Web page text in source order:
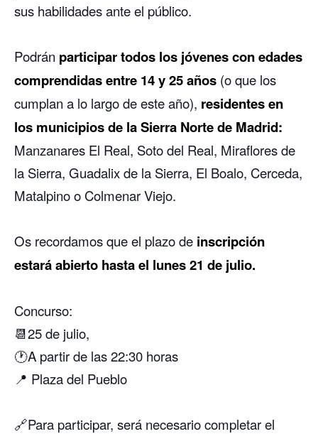
sus habilidades ante el público.
Podrán participar todos los jóvenes con edades
comprendidas entre 14 y 25 años (o que los
cumplan a lo largo de este año), residentes en
los municipios de la Sierra Norte de Madrid:
Manzanares El Real, Soto del Real, Miraflores de
la Sierra, Guadalix de la Sierra, El Boalo, Cerceda,
Matalpino o Colmenar Viejo.
Os recordamos que el plazo de inscripción
estará abierto hasta el lunes 21 de julio.
Concurso:
📆25 de julio,
🕐A partir de las 22:30 horas
📍 Plaza del Pueblo
🔗Para participar, será necesario completar el